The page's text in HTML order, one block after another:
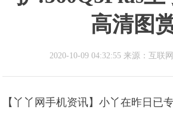
高清图
2020-10-09 04:32:55 来源：互联网
【丫丫网手机资讯】小丫在昨日已